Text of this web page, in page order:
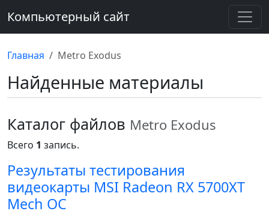
Компьютерный сайт
Главная Metro Exodus
Найденные материалы
Каталог файлов Metro Exodus
Всего 1 запись.
Результаты тестирования
видеокарты MSI Radeon RX 5700XT
Mech OC